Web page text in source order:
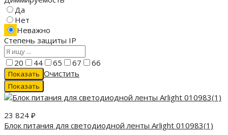
Да
Нет
Неважно
Степень защиты IP
20 44 65 67
66
Очистить
23 824 ₽
Блок питания для светодиодной ленты Arlight 010983(1)